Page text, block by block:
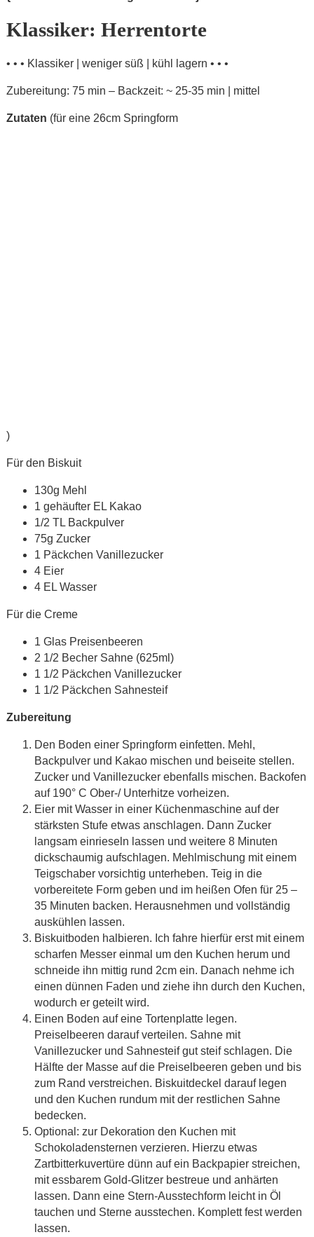
Klassiker: Herrentorte
• • • Klassiker | weniger süß | kühl lagern • • •
Zubereitung: 75 min – Backzeit: ~ 25-35 min | mittel
Zutaten (für eine 26cm Springform
)
Für den Biskuit
130g Mehl
1 gehäufter EL Kakao
1/2 TL Backpulver
75g Zucker
1 Päckchen Vanillezucker
4 Eier
4 EL Wasser
Für die Creme
1 Glas Preisenbeeren
2 1/2 Becher Sahne (625ml)
1 1/2 Päckchen Vanillezucker
1 1/2 Päckchen Sahnesteif
Zubereitung
Den Boden einer Springform einfetten. Mehl,
Backpulver und Kakao mischen und beiseite stellen.
Zucker und Vanillezucker ebenfalls mischen. Backofen
auf 190° C Ober-/ Unterhitze vorheizen.
Eier mit Wasser in einer Küchenmaschine auf der
stärksten Stufe etwas anschlagen. Dann Zucker
langsam einrieseln lassen und weitere 8 Minuten
dickschaumig aufschlagen. Mehlmischung mit einem
Teigschaber vorsichtig unterheben. Teig in die
vorbereitete Form geben und im heißen Ofen für 25 –
35 Minuten backen. Herausnehmen und vollständig
auskühlen lassen.
Biskuitboden halbieren. Ich fahre hierfür erst mit einem
scharfen Messer einmal um den Kuchen herum und
schneide ihn mittig rund 2cm ein. Danach nehme ich
einen dünnen Faden und ziehe ihn durch den Kuchen,
wodurch er geteilt wird.
Einen Boden auf eine Tortenplatte legen.
Preiselbeeren darauf verteilen. Sahne mit
Vanillezucker und Sahnesteif gut steif schlagen. Die
Hälfte der Masse auf die Preiselbeeren geben und bis
zum Rand verstreichen. Biskuitdeckel darauf legen
und den Kuchen rundum mit der restlichen Sahne
bedecken.
Optional: zur Dekoration den Kuchen mit
Schokoladensternen verzieren. Hierzu etwas
Zartbitterkuvertüre dünn auf ein Backpapier streichen,
mit essbarem Gold-Glitzer bestreue und anhärten
lassen. Dann eine Stern-Ausstechform leicht in Öl
tauchen und Sterne ausstechen. Komplett fest werden
lassen.